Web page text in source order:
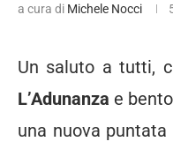
a cura di Michele Nocci
Un saluto a tutti,
L’Adunanza e
una nuova